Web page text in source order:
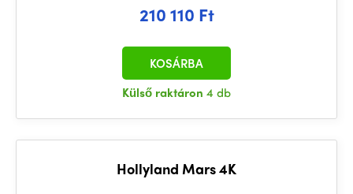
210 110 Ft
Külső raktáron 4 db
KOSÁRBA
Hollyland Mars 4K